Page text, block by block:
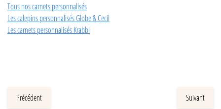
Tous nos carnets personnalisés
Les calepins personnalisés Globe & Cecil
Les carnets personnalisés Krabbi
Précédent Suivant